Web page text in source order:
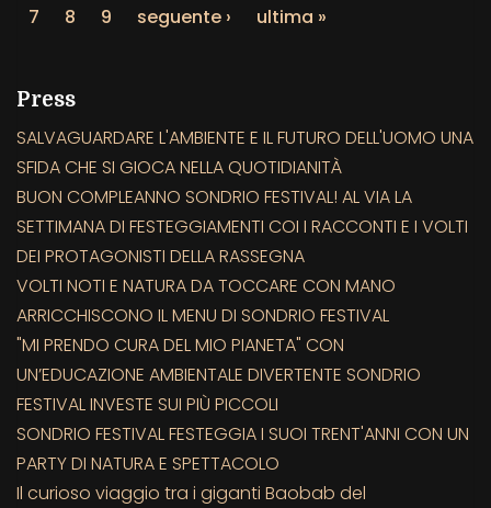
7
8 9 seguente › ultima »
Press
SALVAGUARDARE L'AMBIENTE E IL FUTURO DELL'UOMO UNA
SFIDA CHE SI GIOCA NELLA QUOTIDIANITÀ
BUON COMPLEANNO SONDRIO FESTIVAL! AL VIA LA
SETTIMANA DI FESTEGGIAMENTI COI I RACCONTI E I VOLTI
DEI PROTAGONISTI DELLA RASSEGNA
VOLTI NOTI E NATURA DA TOCCARE CON MANO
ARRICCHISCONO IL MENU DI SONDRIO FESTIVAL
"MI PRENDO CURA DEL MIO PIANETA" CON
UN’EDUCAZIONE AMBIENTALE DIVERTENTE SONDRIO
FESTIVAL INVESTE SUI PIÙ PICCOLI
SONDRIO FESTIVAL FESTEGGIA I SUOI TRENT'ANNI CON UN
PARTY DI NATURA E SPETTACOLO
Il curioso viaggio tra i giganti Baobab del